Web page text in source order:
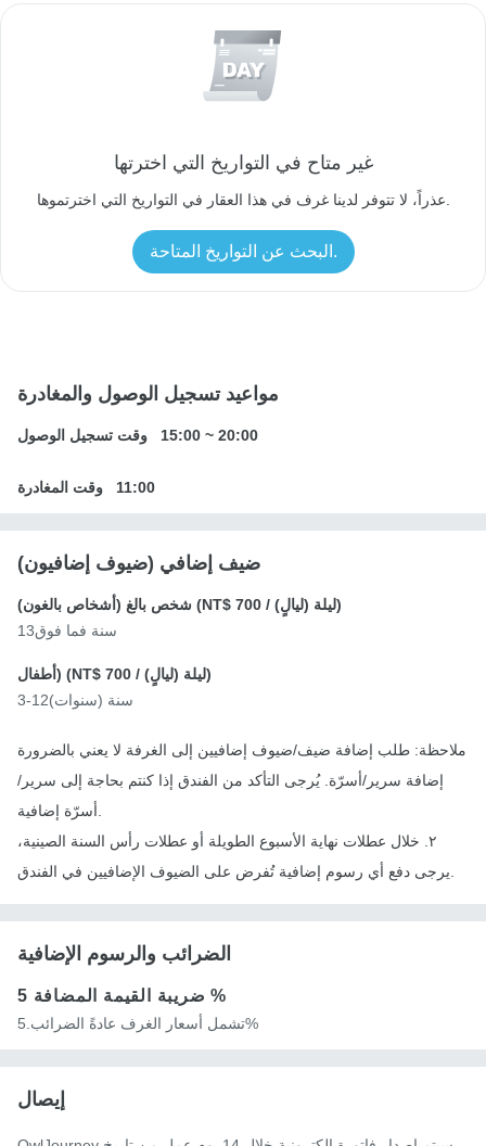
غير متاح في التواريخ التي اخترتها
البحث عن التواريخ المتاحة.
مواعيد تسجيل الوصول والمغادرة
وقت تسجيل الوصول 15:00 ~ 20:00
وقت المغادرة 11:00
ضيف إضافي (ضيوف إضافيون)
شخص بالغ (أشخاص بالغون) (NT$ 700
/ ليلة (ليالٍ))
13سنة فما فوق
أطفال) (NT$ 700
/ ليلة (ليالٍ))
3-12سنة (سنوات)
ملاحظة: طلب إضافة ضيف/ضيوف إضافيين إلى الغرفة لا يعني بالضرورة
إضافة سرير/أسرّة. يُرجى التأكد من الفندق إذا كنتم بحاجة إلى سرير/
٢. خلال عطلات نهاية الأسبوع الطويلة أو عطلات رأس السنة الصينية،
الضرائب والرسوم الإضافية
ضريبة القيمة المضافة 5 %
تشمل أسعار الغرف عادةً الضرائب.5%
إيصال